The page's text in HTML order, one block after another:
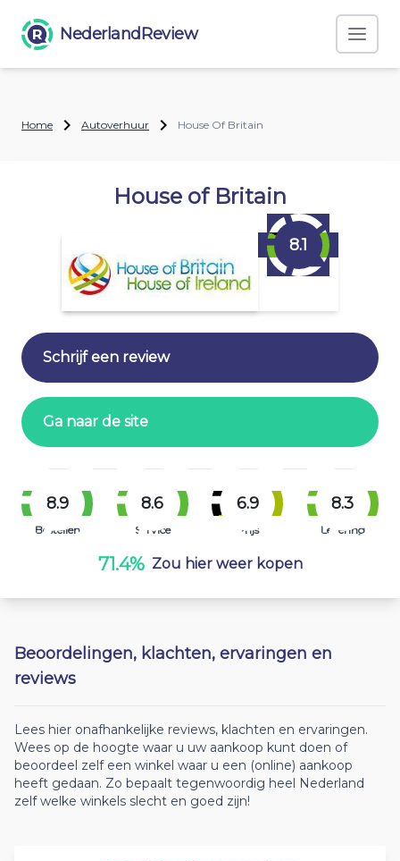
NederlandReview
Home Autoverhuur House Of Britain
House of Britain
8.1
Schrijf een review
Ga naar de site
8.9
Bestellen
8.6
Service
6.9
Prijs
8.3
Levering
71.4% Zou hier weer kopen
Beoordelingen, klachten, ervaringen en
reviews
Lees hier onafhankelijke reviews, klachten en ervaringen.
Wees op de hoogte waar u uw aankoop kunt doen of
beoordeel zelf een winkel waar u een (online) aankoop
heeft gedaan. Zo bepaalt tegenwoordig heel Nederland
zelf welke winkels slecht en goed zijn!